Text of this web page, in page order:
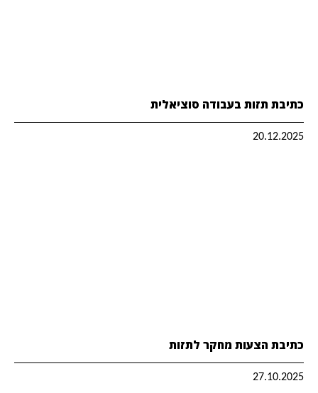
כתיבת תזות בעבודה סוציאלית
20.12.2025
כתיבת הצעות מחקר לתזות
27.10.2025